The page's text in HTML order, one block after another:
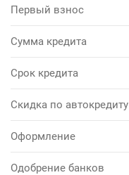
Первый взнос
Сумма кредита
Срок кредита
Скидка по автокредиту
Оформление
Одобрение банков